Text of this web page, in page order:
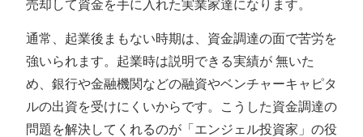
売却して資金を手に入れた実業家達になります。
通常、起業後まもない時期は、資金調達の面で苦労を
強いられます。起業時は説明できる実績が 無いた
め、銀行や金融機関などの融資やベンチャーキャピタ
ルの出資を受けにくいからです。こうした資金調達の
問題を解決してくれるのが「エンジェル投資家」の役